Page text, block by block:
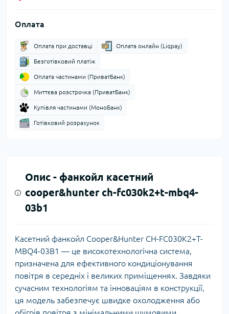
Оплата
Оплата при доставці Оплата онлайн (Liqpay)
Безготівковий платіж
Оплата частинами (ПриватБанк)
Миттєва розстрочка (ПриватБанк)
Купівля частинами (МоноБанк)
Готівковий розрахунок
Опис - фанкойл касетний
cooper&hunter ch-fc030k2+t-mbq4-
03b1
Касетний фанкойл Cooper&Hunter CH-FC030K2+T-
MBQ4-03B1 — це високотехнологічна система,
призначена для ефективного кондиціонування
повітря в середніх і великих приміщеннях. Завдяки
сучасним технологіям та інноваціям в конструкції,
ця модель забезпечує швидке охолодження або